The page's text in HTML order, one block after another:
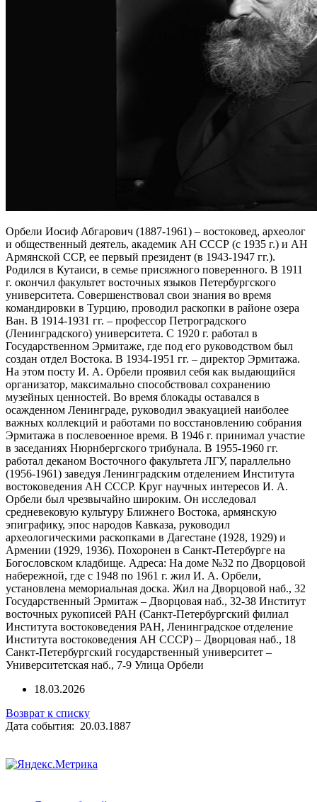
Орбели Иосиф Абгарович (1887-1961) – востоковед, археолог
и общественный деятель, академик АН СССР (с 1935 г.) и АН
Армянской ССР, ее первый президент (в 1943-1947 гг.).
Родился в Кутаиси, в семье присяжного поверенного. В 1911
г. окончил факультет восточных языков Петербургского
университета. Совершенствовал свои знания во время
командировки в Турцию, проводил раскопки в районе озера
Ван. В 1914-1931 гг. – профессор Петроградского
(Ленинградского) университета. С 1920 г. работал в
Государственном Эрмитаже, где под его руководством был
создан отдел Востока. В 1934-1951 гг. – директор Эрмитажа.
На этом посту И. А. Орбели проявил себя как выдающийся
организатор, максимально способствовал сохранению
музейных ценностей. Во время блокады оставался в
осажденном Ленинграде, руководил эвакуацией наиболее
важных коллекций и работами по восстановлению собрания
Эрмитажа в послевоенное время. В 1946 г. принимал участие
в заседаниях Нюрнбергского трибунала. В 1955-1960 гг.
работал деканом Восточного факультета ЛГУ, параллельно
(1956-1961) заведуя Ленинградским отделением Института
востоковедения АН СССР. Круг научных интересов И. А.
Орбели был чрезвычайно широким. Он исследовал
средневековую культуру Ближнего Востока, армянскую
эпиграфику, эпос народов Кавказа, руководил
археологическими раскопками в Дагестане (1928, 1929) и
Армении (1929, 1936). Похоронен в Санкт-Петербурге на
Богословском кладбище. Адреса: На доме №32 по Дворцовой
набережной, где с 1948 по 1961 г. жил И. А. Орбели,
установлена мемориальная доска. Жил на Дворцовой наб., 32
Государственный Эрмитаж – Дворцовая наб., 32-38 Институт
восточных рукописей РАН (Санкт-Петербургский филиал
Института востоковедения РАН, Ленинградское отделение
Института востоковедения АН СССР) – Дворцовая наб., 18
Санкт-Петербургский государственный университет –
Университетская наб., 7-9 Улица Орбели
18.03.2026
Возврат к списку
Дата события: 20.03.1887